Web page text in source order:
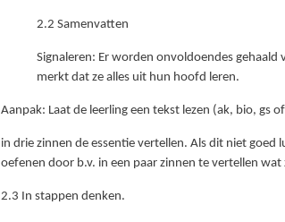
2.2 Samenvatten
Signaleren: Er worden onvoldoendes
merkt dat ze alles uit hun hoofd leren.
Aanpak: Laat de leerling een tekst lezen (ak, bio, gs
in drie zinnen de essentie vertellen. Als dit niet
oefenen door b.v. in een paar zinnen te vertellen wat
2.3 In stappen denken.